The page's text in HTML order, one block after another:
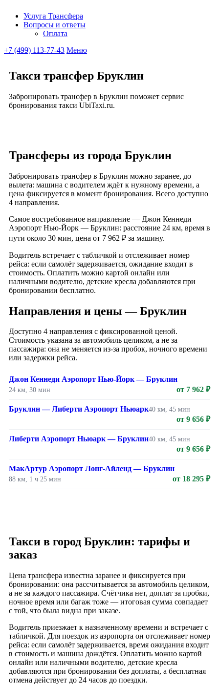
Ubitaxi
Услуга Трансфера
Вопросы и ответы
Оплата
+7 (499) 113-77-43 Меню
Такси трансфер Бруклин
Забронировать трансфер в Бруклин поможет сервис
бронирования такси UbiTaxi.ru.
Трансферы из города Бруклин
Забронировать трансфер в Бруклин можно заранее, до
вылета: машина с водителем ждёт к нужному времени, а
цена фиксируется в момент бронирования. Всего доступно
4 направления.
Самое востребованное направление — Джон Кеннеди
Аэропорт Нью-Йорк — Бруклин: расстояние 24 км, время в
пути около 30 мин, цена от 7 962 ₽ за машину.
Водитель встречает с табличкой и отслеживает номер
рейса: если самолёт задерживается, ожидание входит в
стоимость. Оплатить можно картой онлайн или
наличными водителю, детские кресла добавляются при
бронировании бесплатно.
Направления и цены — Бруклин
Доступно 4 направления с фиксированной ценой.
Стоимость указана за автомобиль целиком, а не за
пассажира: она не меняется из-за пробок, ночного времени
или задержки рейса.
Джон Кеннеди Аэропорт Нью-Йорк — Бруклин
24 км, 30 мин от 7 962 ₽
Бруклин — Либерти Аэропорт Ньюарк40 км, 45 мин
от 9 656 ₽
Либерти Аэропорт Ньюарк — Бруклин40 км, 45 мин
от 9 656 ₽
МакАртур Аэропорт Лонг-Айленд — Бруклин
88 км, 1 ч 25 мин от 18 295 ₽
Такси в город Бруклин: тарифы и
заказ
Цена трансфера известна заранее и фиксируется при
бронировании: она рассчитывается за автомобиль целиком,
а не за каждого пассажира. Счётчика нет, доплат за пробки,
ночное время или багаж тоже — итоговая сумма совпадает
с той, что была видна при заказе.
Водитель приезжает к назначенному времени и встречает с
табличкой. Для поездок из аэропорта он отслеживает номер
рейса: если самолёт задерживается, время ожидания входит
в стоимость и машина дождётся. Оплатить можно картой
онлайн или наличными водителю, детские кресла
добавляются при бронировании без доплаты, а бесплатная
отмена действует до 24 часов до поездки.